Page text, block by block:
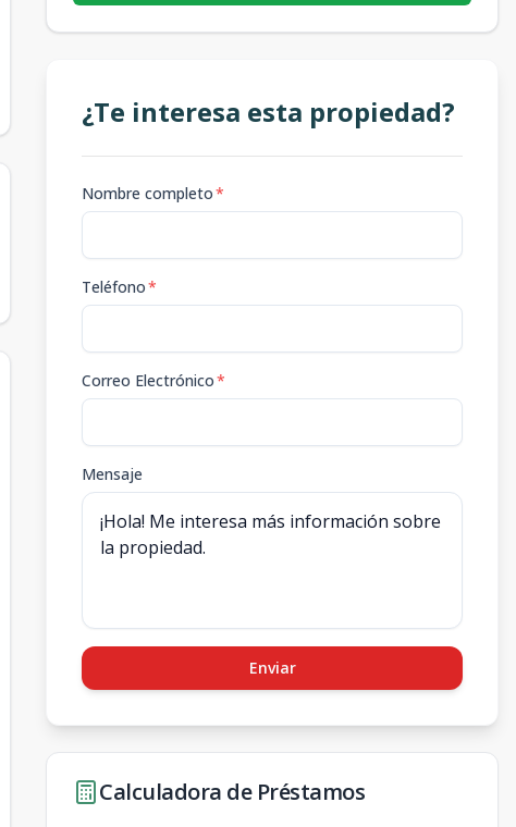
¿Te interesa esta propiedad?
Nombre completo*
Teléfono*
Correo Electrónico*
Mensaje
Enviar
Calculadora de Préstamos